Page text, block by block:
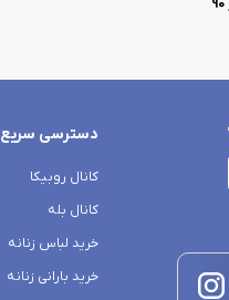
دسترسی سریع
کانال روبیکا
کانال بله
خرید لباس زنانه
خرید بارانی زنانه